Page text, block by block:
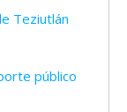
Teziutlán
público